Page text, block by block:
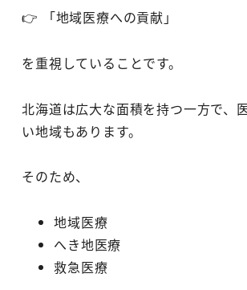
👉 「地域医療への貢献」
を重視していることです。
北海道は広大な面積を持つ一方で、
い地域もあります。
そのため、
地域医療
へき地医療
救急医療